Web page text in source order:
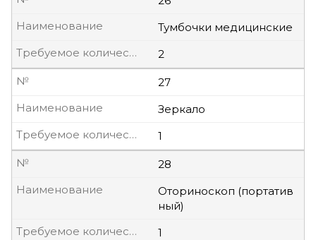
Тумбочки медицинские
Наименование
2
Требуемое количество, шт
27
№
Зеркало
Наименование
1
Требуемое количество, шт
28
№
Оториноскоп (портатив
ный)
Наименование
1
Требуемое количество, шт